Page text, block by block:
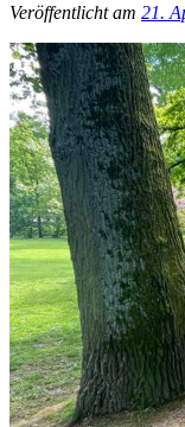
Veröffentlicht am 21.